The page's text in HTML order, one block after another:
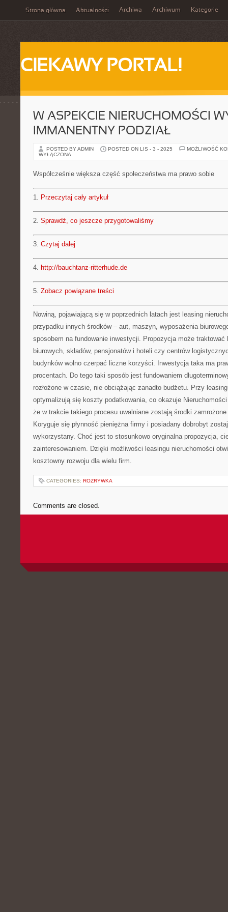
Strona główna Aktualności Archiwa Archiwum Kategorie
CIEKAWY PORTAL!
W ASPEKCIE NIERUCHOMOŚCI
IMMANENTNY PODZIAŁ
POSTED BY ADMIN POSTED ON LIS - 3 - 2025
MOŻLIWOŚĆ
WYŁĄCZONA
Współcześnie większa część społeczeństwa ma prawo sobie
1. Przeczytaj cały artykuł
2. Sprawdź, co jeszcze przygotowaliśmy
3. Czytaj dalej
4. http://bauchtanz-ritterhude.de
5. Zobacz powiązane treści
Nowiną, pojawiającą się w poprzednich latach jest leasing
przypadku innych środków – aut, maszyn, wyposażenia
sposobem na fundowanie inwestycji. Propozycja może
biurowych, składów, pensjonatów i hoteli czy centrów
budynków wolno czerpać liczne korzyści. Inwestycja taka ma
procentach. Do tego taki sposób jest fundowaniem
rozłożone w czasie, nie obciążając zanadto budżetu. Przy
optymalizują się koszty podatkowania, co okazuje
że w trakcie takiego procesu uwalniane zostają środki
Koryguje się płynność pieniężna firmy i posiadany dobrobyt
wykorzystany. Choć jest to stosunkowo oryginalna propozycja,
zainteresowaniem. Dzięki możliwości leasingu nieruchomości
kosztowny rozwoju dla wielu firm.
CATEGORIES: ROZRYWKA
Comments are closed.